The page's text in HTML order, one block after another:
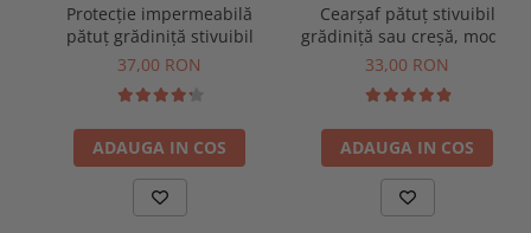
Protecție impermeabilă
pătuț grădiniță stivuibil
37,00 RON
ADAUGA IN COS
Cearșaf pătuț stivuibil
grădiniță sau creșă, model
ursuleți în balon
33,00 RON
ADAUGA IN COS